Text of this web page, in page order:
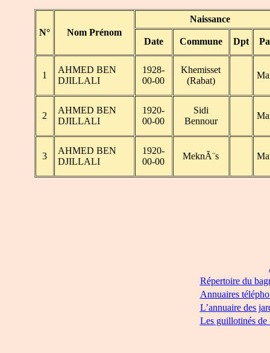
N° Nom Prénom
Naissance
Date Commune Dpt
1
AHMED BEN
DJILLALI
1928-
00-00
Khemisset
(Rabat)
2
AHMED BEN
DJILLALI
1920-
00-00
Sidi
Bennour
3
AHMED BEN
DJILLALI
1920-
00-00
MeknÃ¨s
Répertoire du
Annuaires
L’annuaire des
Les guillotinés de